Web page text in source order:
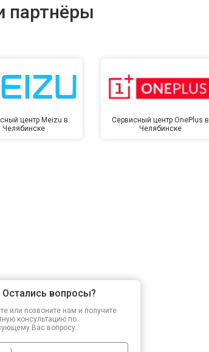
партнёры
центр Meizu в
Челябинске
Сервисный центр OnePlus в
Челябинске
Остались вопросы?
или позвоните нам и получите
консультацию по
Вас вопросу.